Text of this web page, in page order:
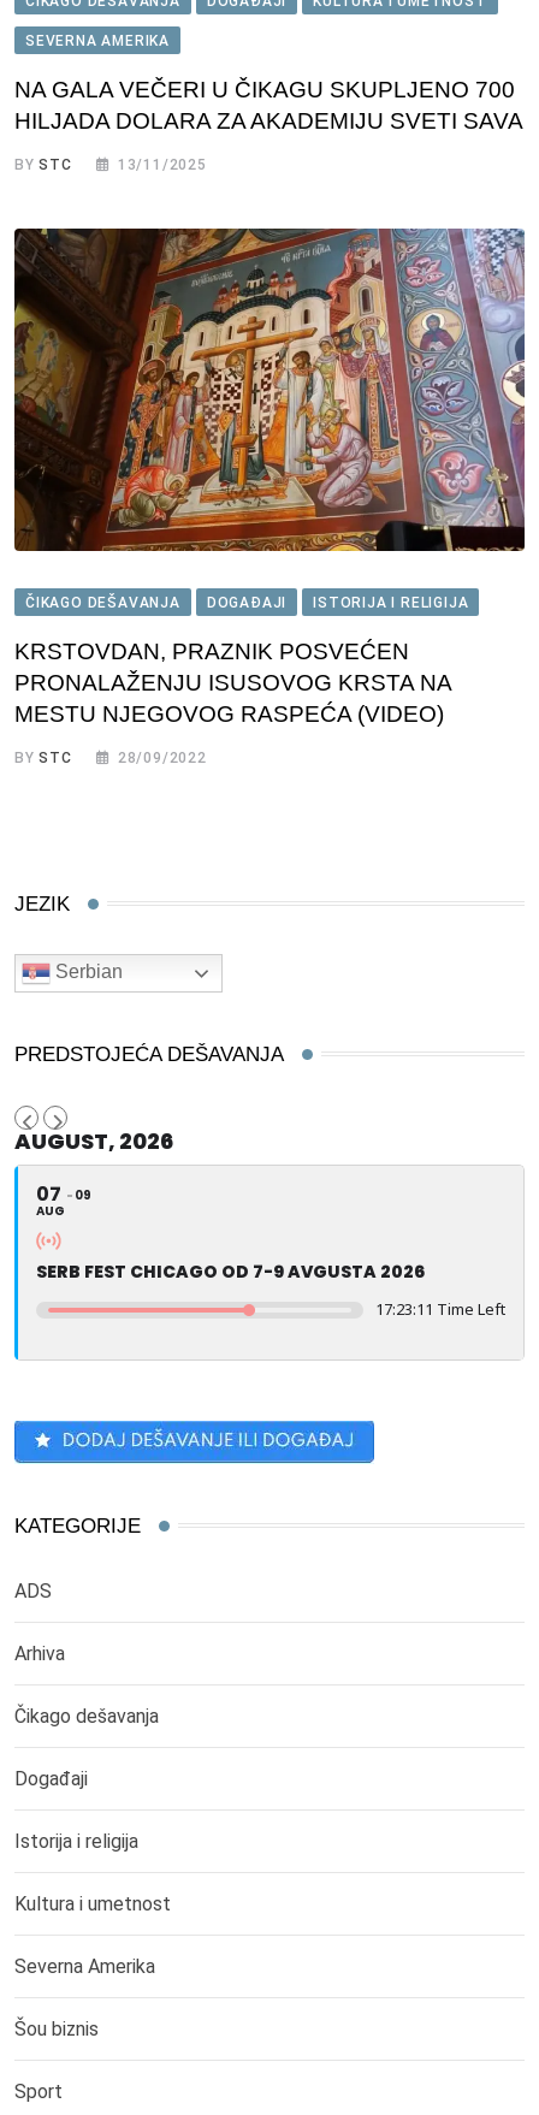
SEVERNA AMERIKA
NA GALA VEČERI U ČIKAGU SKUPLJENO 700
HILJADA DOLARA ZA AKADEMIJU SVETI SAVA
BYSTC 13/11/2025
ČIKAGO DEŠAVANJA DOGAĐAJI ISTORIJA I RELIGIJA
KRSTOVDAN, PRAZNIK POSVEĆEN
PRONALAŽENJU ISUSOVOG KRSTA NA
MESTU NJEGOVOG RASPEĆA (VIDEO)
BYSTC 28/09/2022
JEZIK
Serbian
PREDSTOJEĆA DEŠAVANJA
AUGUST, 2026
07
AUG
09
SERB FEST CHICAGO OD 7-9 AVGUSTA 2026
17:23:10 Time Left
KATEGORIJE
ADS
Arhiva
Čikago dešavanja
Događaji
Istorija i religija
Kultura i umetnost
Severna Amerika
Šou biznis
Sport